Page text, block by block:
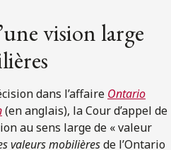
vision large
dans l’affaire Ontario
(en anglais), la Cour d’appel de
au sens large de « valeur
valeurs mobilièresde l’Ontario